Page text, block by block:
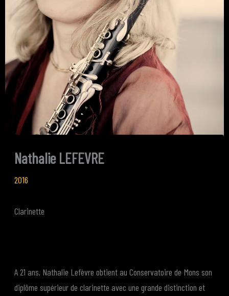
Nathalie LEFEVRE
2016
Clarinette
A 21 ans, Nathalie Lefèvre obtient au Conservatoire de Mons son
diplôme supérieur de clarinette avec une grande distinction et